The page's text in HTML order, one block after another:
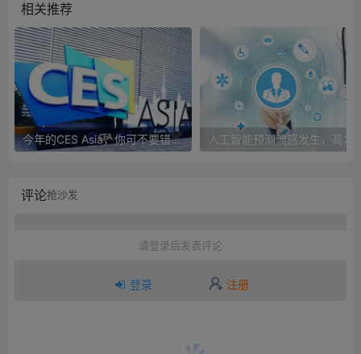
相关推荐
今年的CES Asia，你可不要错过这些自动驾驶看点
评论抢沙发
请登录后发表评论
登录 注册